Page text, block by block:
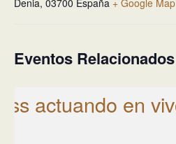
Denia, 03700 España + Google Map
Eventos Relacionados